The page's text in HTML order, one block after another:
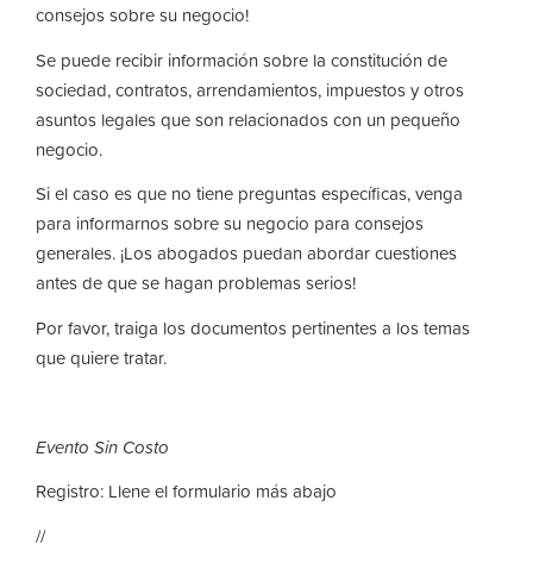
consejos sobre su negocio!
Se puede recibir información sobre la constitución de
sociedad, contratos, arrendamientos, impuestos y otros
asuntos legales que son relacionados con un pequeño
negocio.
Si el caso es que no tiene preguntas específicas, venga
para informarnos sobre su negocio para consejos
generales. ¡Los abogados puedan abordar cuestiones
antes de que se hagan problemas serios!
Por favor, traiga los documentos pertinentes a los temas
que quiere tratar.
Evento Sin Costo
Registro: Llene el formulario más abajo
//